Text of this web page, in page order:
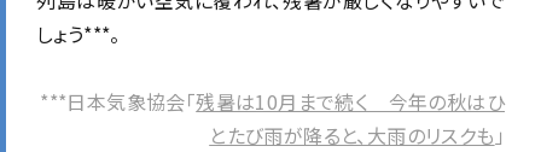
しょう***。
***日本気象協会「残暑は10月まで続く 今年の秋はひ
とたび雨が降ると、大雨のリスクも 」